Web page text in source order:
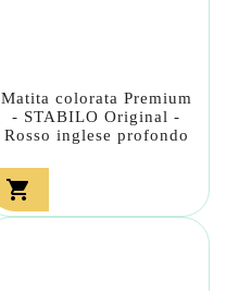
Matita colorata Premium
- STABILO Original -
Rosso inglese profondo
